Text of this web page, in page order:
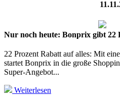
Nur noch heute: Bonprix gibt 22
22 Prozent Rabatt auf alles: Mit
startet Bonprix in die große
Super-Angebot...
Weiterlesen